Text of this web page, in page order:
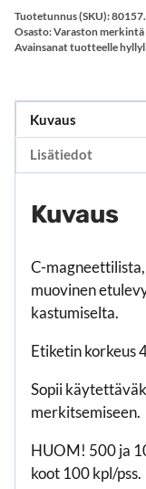
100
kpl
määrä
Tuotetunnus (SKU):
Osasto:Varaston merkintä
Avainsanat tuotteelle
Kuvaus
Lisätiedot
Kuvaus
C-
muovinen
kastumiselta.
Etiketin korkeus
Sopii
merkitsemiseen.
HUOM! 500 ja
koot 100 kpl/pss.